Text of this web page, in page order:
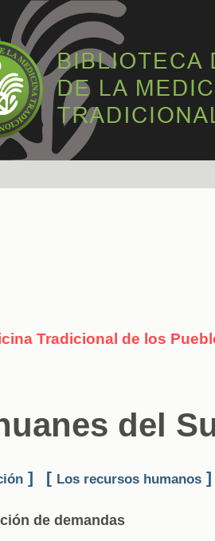
Tradicional de los
del
] [ Los recursos humanos ]
de demandas